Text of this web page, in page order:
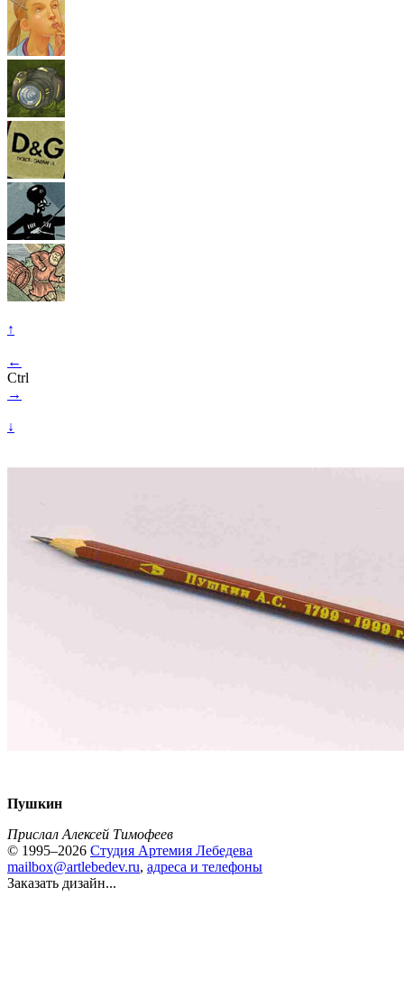
↑
←
Ctrl
→
↓
Пушкин
Прислал Алексей Тимофеев
© 1995–2026 Студия Артемия Лебедева
mailbox@artlebedev.ru, адреса и телефоны
Заказать дизайн...